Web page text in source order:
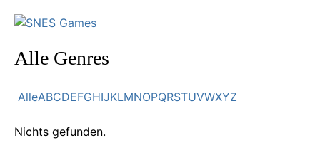
Alle Genres
AlleABCDEFGHIJKLMNOPQRSTUVWXYZ
Nichts gefunden.